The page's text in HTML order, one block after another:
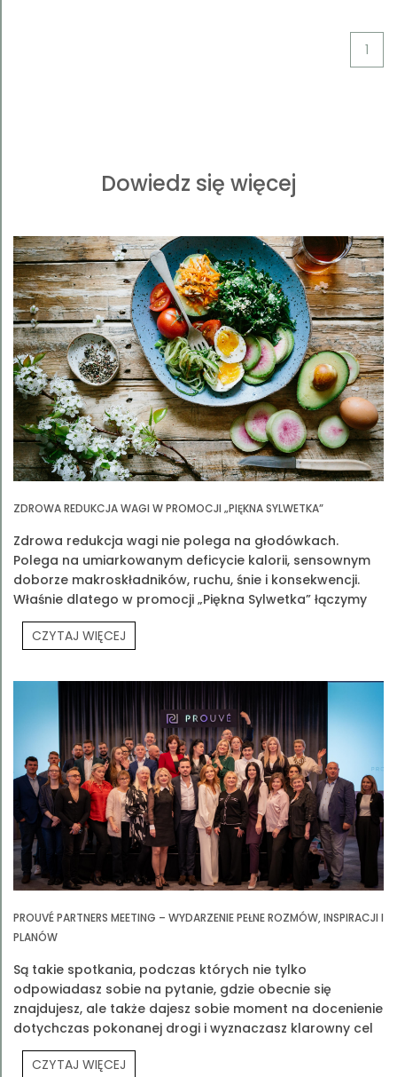
1
Dowiedz się więcej
ZDROWA REDUKCJA WAGI W PROMOCJI „PIĘKNA SYLWETKA”
Zdrowa redukcja wagi nie polega na głodówkach.
Polega na umiarkowanym deficycie kalorii, sensownym
doborze makroskładników, ruchu, śnie i konsekwencji.
Właśnie dlatego w promocji „Piękna Sylwetka” łączymy
edukację z praktyką
CZYTAJ WIĘCEJ
PROUVÉ PARTNERS MEETING – WYDARZENIE PEŁNE ROZMÓW, INSPIRACJI I
PLANÓW
Są takie spotkania, podczas których nie tylko
odpowiadasz sobie na pytanie, gdzie obecnie się
znajdujesz, ale także dajesz sobie moment na docenienie
dotychczas pokonanej drogi i wyznaczasz klarowny cel
na przyszłość. Jednym z takich spotkań było Prouvé
Partners Meeting.
CZYTAJ WIĘCEJ